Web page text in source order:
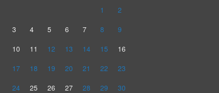
1
2
3
4 5 6 7 8
9
10
11 12 13 14 15
16
17
18 19 20 21 22
23
24
25 26 27 28 29
30